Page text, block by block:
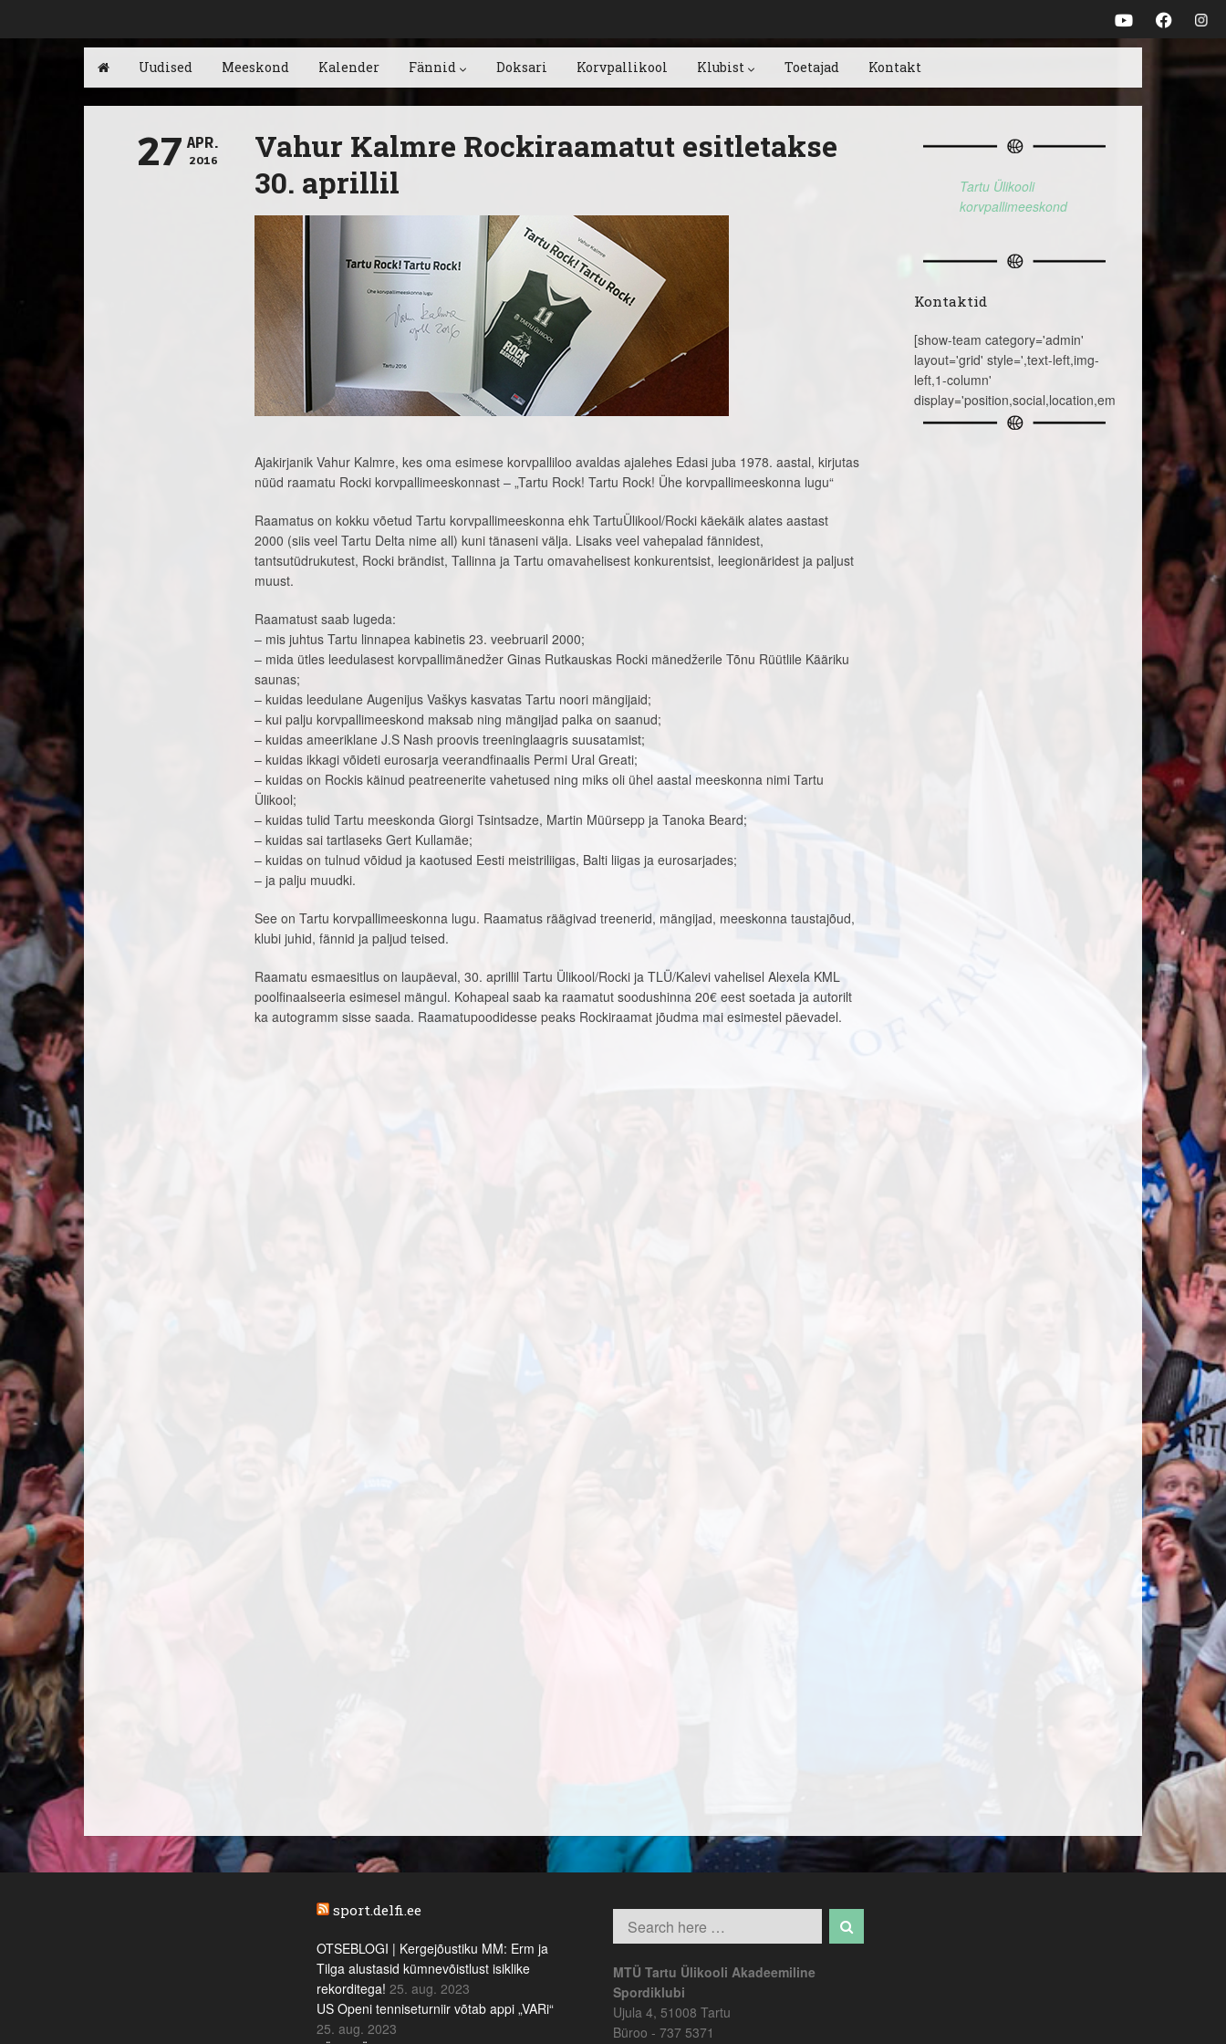
Uudised Meeskond Kalender Fännid Doksari Korvpallikool Klubist Toetajad Kontakt
27 APR.
2016
Vahur Kalmre Rockiraamatut esitletakse
30. aprillil
Ajakirjanik Vahur Kalmre, kes oma esimese korvpalliloo avaldas ajalehes Edasi juba 1978. aastal, kirjutas
nüüd raamatu Rocki korvpallimeeskonnast – „Tartu Rock! Tartu Rock! Ühe korvpallimeeskonna lugu“
Raamatus on kokku võetud Tartu korvpallimeeskonna ehk TartuÜlikool/Rocki käekäik alates aastast
2000 (siis veel Tartu Delta nime all) kuni tänaseni välja. Lisaks veel vahepalad fännidest,
tantsutüdrukutest, Rocki brändist, Tallinna ja Tartu omavahelisest konkurentsist, leegionäridest ja paljust
muust.
Raamatust saab lugeda:
– mis juhtus Tartu linnapea kabinetis 23. veebruaril 2000;
– mida ütles leedulasest korvpallimänedžer Ginas Rutkauskas Rocki mänedžerile Tõnu Rüütlile Kääriku
saunas;
– kuidas leedulane Augenijus Vaškys kasvatas Tartu noori mängijaid;
– kui palju korvpallimeeskond maksab ning mängijad palka on saanud;
– kuidas ameeriklane J.S Nash proovis treeninglaagris suusatamist;
– kuidas ikkagi võideti eurosarja veerandfinaalis Permi Ural Greati;
– kuidas on Rockis käinud peatreenerite vahetused ning miks oli ühel aastal meeskonna nimi Tartu
Ülikool;
– kuidas tulid Tartu meeskonda Giorgi Tsintsadze, Martin Müürsepp ja Tanoka Beard;
– kuidas sai tartlaseks Gert Kullamäe;
– kuidas on tulnud võidud ja kaotused Eesti meistriliigas, Balti liigas ja eurosarjades;
– ja palju muudki.
See on Tartu korvpallimeeskonna lugu. Raamatus räägivad treenerid, mängijad, meeskonna taustajõud,
klubi juhid, fännid ja paljud teised.
Raamatu esmaesitlus on laupäeval, 30. aprillil Tartu Ülikool/Rocki ja TLÜ/Kalevi vahelisel Alexela KML
poolfinaalseeria esimesel mängul. Kohapeal saab ka raamatut soodushinna 20€ eest soetada ja autorilt
ka autogramm sisse saada. Raamatupoodidesse peaks Rockiraamat jõudma mai esimestel päevadel.
Tartu Ülikooli
korvpallimeeskond
Kontaktid
[show-team category='admin'
layout='grid' style=',text-left,img-
left,1-column'
sport.delfi.ee
OTSEBLOGI | Kergejõustiku MM: Erm ja
Tilga alustasid kümnevõistlust isiklike
rekorditega! 25. aug. 2023
US Openi tenniseturniir võtab appi „VARi“
25. aug. 2023
MTÜ Tartu Ülikooli Akadeemiline
Spordiklubi
Ujula 4, 51008 Tartu
Büroo - 737 5371